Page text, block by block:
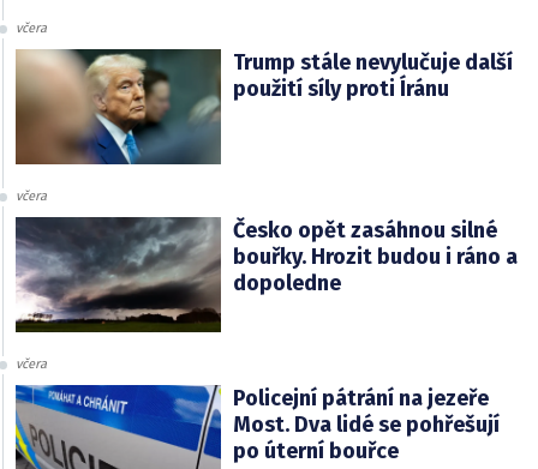
včera
Trump stále nevylučuje další
použití síly proti Íránu
včera
Česko opět zasáhnou silné
bouřky. Hrozit budou i ráno a
dopoledne
včera
Policejní pátrání na jezeře
Most. Dva lidé se pohřešují
po úterní bouřce